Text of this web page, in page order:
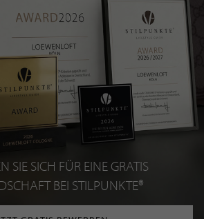
SIE SICH FÜR EINE GRATIS
BEI STILPUNKTE®